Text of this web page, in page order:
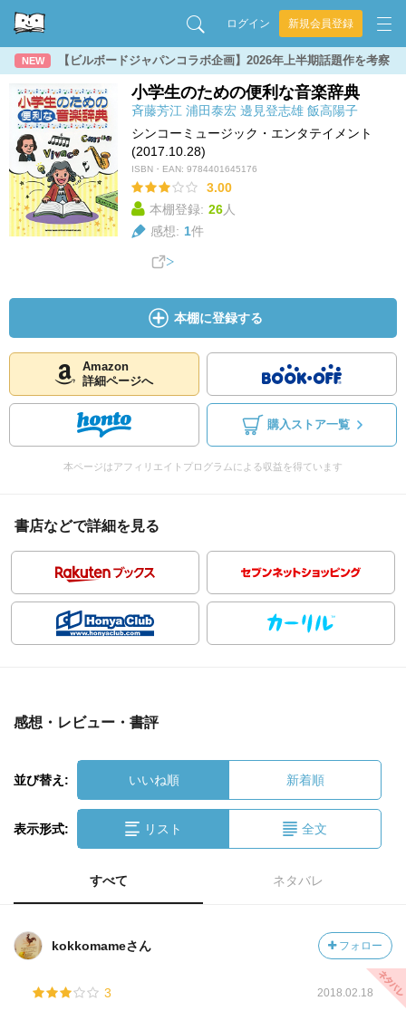
ログイン 新規会員登録
NEW 【ビルボードジャパンコラボ企画】2026年上半期話題作を考察
小学生のための便利な音楽辞典
斉藤芳江 浦田泰宏 邊見登志雄 飯高陽子
シンコーミュージック・エンタテイメント
(2017.10.28)
ISBN・EAN: 9784401645176
3.00
本棚登録: 26人
感想: 1件
本棚に登録する
Amazon
詳細ページへ
購入ストア一覧
本ページはアフィリエイトプログラムによる収益を得ています
書店などで詳細を見る
感想・レビュー・書評
並び替え: いいね順 新着順
表示形式: リスト 全文
すべて ネタバレ
kokkomameさん フォロー
3 2018.02.18